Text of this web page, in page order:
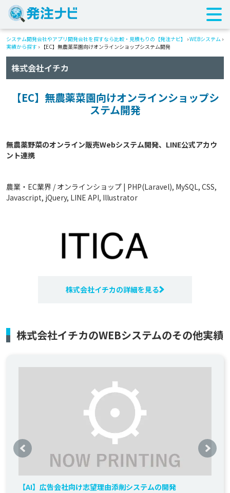
システム開発会社やアプリ開発会社を探すなら比較・見積もりの【発注ナビ】 ›WEBシステム ›
実績から探す › 【EC】無農薬菜園向けオンラインショップシステム開発
株式会社イチカ
【EC】無農薬菜園向けオンラインショップシ
ステム開発
無農薬野菜のオンライン販売Webシステム開発、LINE公式アカウ
農業・EC業界 / オンラインショップ | PHP(Laravel), MySQL, CSS,
Javascript, jQuery, LINE API, Illustrator
株式会社イチカの詳細を見る
株式会社イチカのWEBシステムのその他実績
【AI】広告会社向け志望理由添削システムの開発